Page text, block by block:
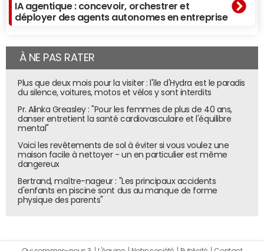
IA agentique : concevoir, orchestrer et
déployer des agents autonomes en entreprise
À NE PAS RATER
Plus que deux mois pour la visiter : l'île d'Hydra est le paradis
du silence, voitures, motos et vélos y sont interdits
Pr. Alinka Greasley : "Pour les femmes de plus de 40 ans,
danser entretient la santé cardiovasculaire et l'équilibre
mental"
Voici les revêtements de sol à éviter si vous voulez une
maison facile à nettoyer - un en particulier est même
dangereux
Bertrand, maître-nageur : "Les principaux accidents
d'enfants en piscine sont dus au manque de forme
physique des parents"